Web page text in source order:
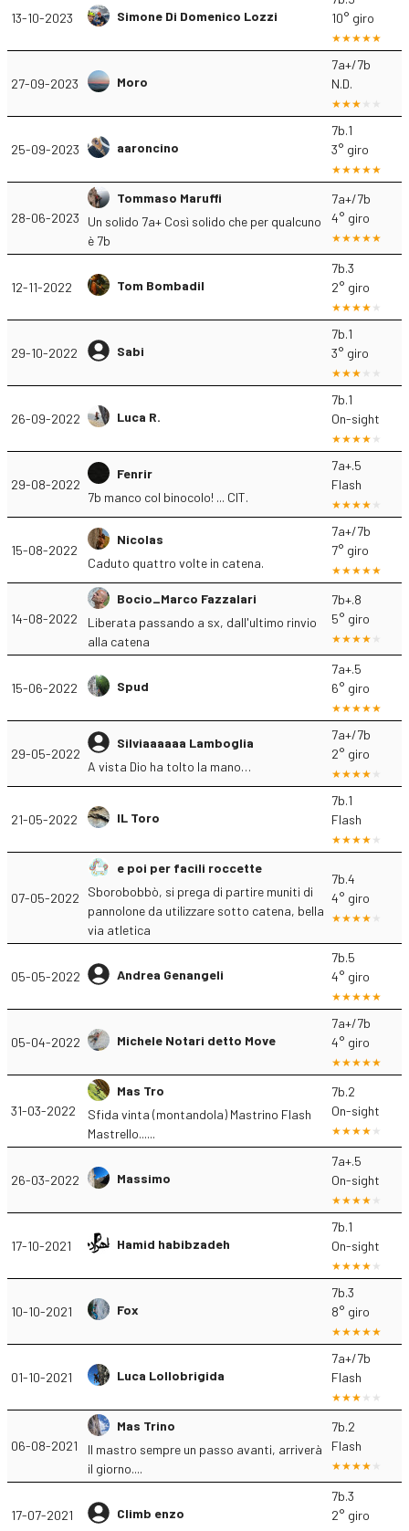
13-10-2023 Simone Di Domenico Lozzi
10° giro
27-09-2023 Moro
7a+/7b
N.D.
25-09-2023 aaroncino
7b.1
3° giro
28-06-2023
Tommaso Maruffi
Un solido 7a+ Così solido che per qualcuno
è 7b
7a+/7b
4° giro
12-11-2022 Tom Bombadil
7b.3
2° giro
29-10-2022 Sabi
7b.1
3° giro
26-09-2022 Luca R.
7b.1
On-sight
29-08-2022
Fenrir
7b manco col binocolo! ... CIT.
7a+.5
Flash
15-08-2022
Nicolas
Caduto quattro volte in catena.
7a+/7b
7° giro
14-08-2022
Bocio_Marco Fazzalari
Liberata passando a sx, dall'ultimo rinvio
alla catena
7b+.8
5° giro
15-06-2022 Spud
7a+.5
6° giro
29-05-2022
Silviaaaaaa Lamboglia
A vista Dio ha tolto la mano…
7a+/7b
2° giro
21-05-2022 IL Toro
7b.1
Flash
07-05-2022
e poi per facili roccette
Sborobobbò, si prega di partire muniti di
pannolone da utilizzare sotto catena, bella
via atletica
7b.4
4° giro
05-05-2022 Andrea Genangeli
7b.5
4° giro
05-04-2022 Michele Notari detto Move
7a+/7b
4° giro
31-03-2022
Mas Tro
Sfida vinta (montandola) Mastrino Flash
Mastrello......
7b.2
On-sight
26-03-2022 Massimo
7a+.5
On-sight
17-10-2021 Hamid habibzadeh
7b.1
On-sight
10-10-2021 Fox
7b.3
8° giro
01-10-2021 Luca Lollobrigida
7a+/7b
Flash
06-08-2021
Mas Trino
Il mastro sempre un passo avanti, arriverà
il giorno....
7b.2
Flash
17-07-2021 Climb enzo
7b.3
2° giro